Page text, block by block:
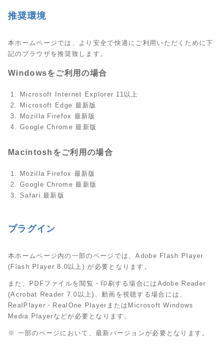
推奨環境
本ホームページでは、より安全で快適にご利用いただくために下
記のブラウザを推奨致します。
Windowsをご利用の場合
Microsoft Internet Explorer 11以上
Microsoft Edge 最新版
Mozilla Firefox 最新版
Google Chrome 最新版
Macintoshをご利用の場合
Mozilla Firefox 最新版
Google Chrome 最新版
Safari 最新版
プラグイン
本ホームページ内の一部のページでは、Adobe Flash Player
(Flash Player 8.0以上) が必要となります。
また、PDFファイルを閲覧・印刷する場合にはAdobe Reader
(Acrobat Reader 7.0以上)、動画を視聴する場合には、
RealPlayer・RealOne PlayerまたはMicrosoft Windows
Media Playerなどが必要となります。
※ 一部のページにおいて、最新バージョンが必要となります。